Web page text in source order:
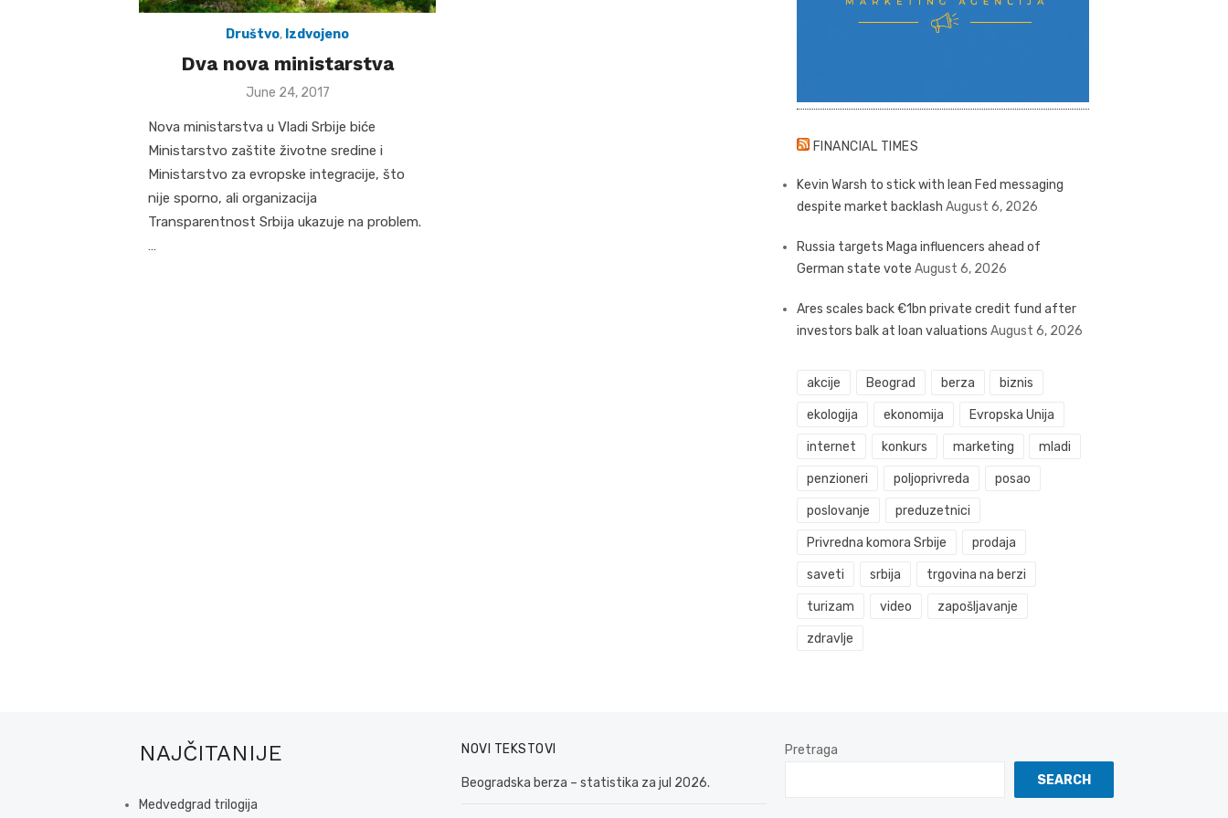
Društvo, Izdvojeno
Dva nova ministarstva
Posted
June 24, 2017
Nova ministarstva u Vladi Srbije biće
Ministarstvo zaštite životne sredine i
Ministarstvo za evropske integracije, što
nije sporno, ali organizacija
Transparentnost Srbija ukazuje na problem.
…
FINANCIAL TIMES
Kevin Warsh to stick with lean Fed messaging
despite market backlash August 6, 2026
Russia targets Maga influencers ahead of
German state vote August 6, 2026
Ares scales back €1bn private credit fund after
investors balk at loan valuations August 6, 2026
akcije Beograd berza biznis
ekologija ekonomija Evropska Unija
internet konkurs marketing mladi
penzioneri poljoprivreda posao
poslovanje preduzetnici
Privredna komora Srbije prodaja
saveti srbija trgovina na berzi
turizam video zapošljavanje
zdravlje
NAJČITANIJE
Medvedgrad trilogija
NOVI TEKSTOVI
Beogradska berza – statistika za jul 2026.
Pretraga
SEARCH